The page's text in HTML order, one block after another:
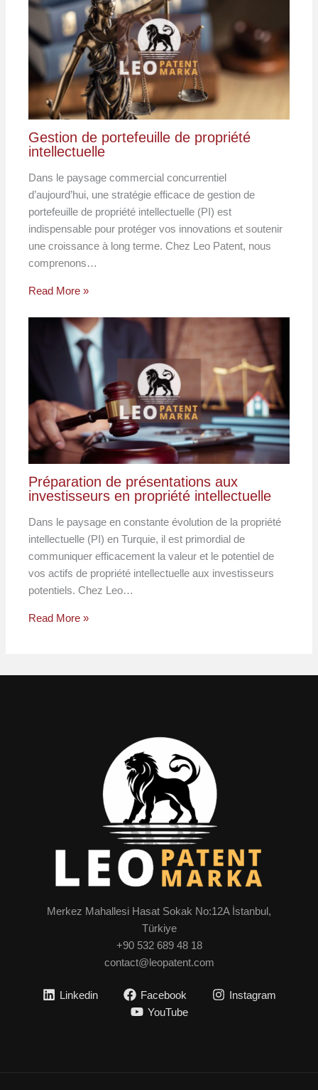
Gestion de portefeuille de propriété
intellectuelle
Dans le paysage commercial concurrentiel
d’aujourd’hui, une stratégie efficace de gestion de
portefeuille de propriété intellectuelle (PI) est
indispensable pour protéger vos innovations et soutenir
une croissance à long terme. Chez Leo Patent, nous
comprenons…
Read More »
Préparation de présentations aux
investisseurs en propriété intellectuelle
Dans le paysage en constante évolution de la propriété
intellectuelle (PI) en Turquie, il est primordial de
communiquer efficacement la valeur et le potentiel de
vos actifs de propriété intellectuelle aux investisseurs
potentiels. Chez Leo…
Read More »
Merkez Mahallesi Hasat Sokak No:12A İstanbul,
Türkiye
+90 532 689 48 18
contact@leopatent.com
Linkedin Facebook
Instagram
YouTube